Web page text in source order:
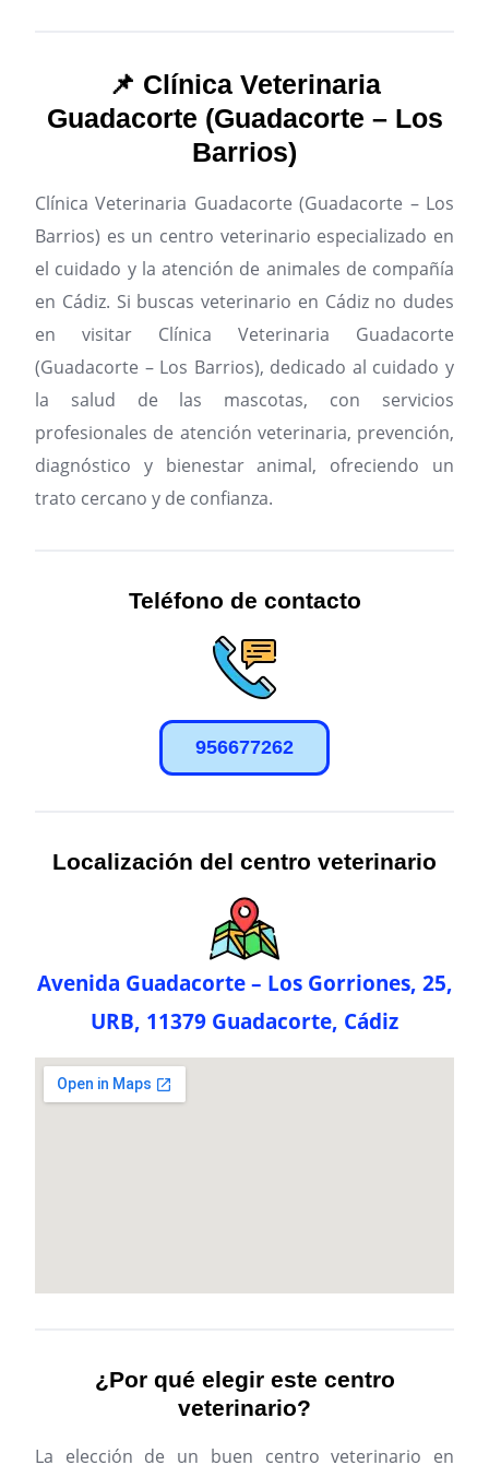
📌 Clínica Veterinaria
Guadacorte (Guadacorte – Los
Barrios)
Clínica Veterinaria Guadacorte (Guadacorte – Los
Barrios) es un centro veterinario especializado en
el cuidado y la atención de animales de compañía
en Cádiz. Si buscas veterinario en Cádiz no dudes
en visitar Clínica Veterinaria Guadacorte
(Guadacorte – Los Barrios), dedicado al cuidado y
la salud de las mascotas, con servicios
profesionales de atención veterinaria, prevención,
diagnóstico y bienestar animal, ofreciendo un
trato cercano y de confianza.
Teléfono de contacto
956677262
Localización del centro veterinario
Avenida Guadacorte – Los Gorriones, 25,
URB, 11379 Guadacorte, Cádiz
¿Por qué elegir este centro
veterinario?
La elección de un buen centro veterinario en